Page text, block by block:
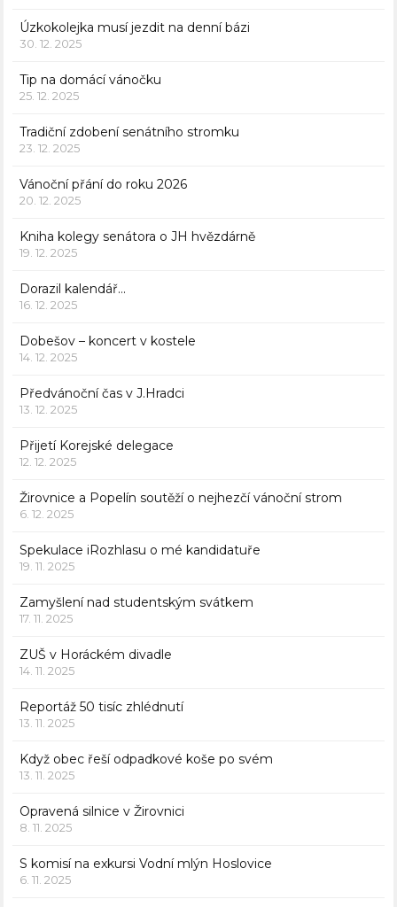
Úzkokolejka musí jezdit na denní bázi
30. 12. 2025
Tip na domácí vánočku
25. 12. 2025
Tradiční zdobení senátního stromku
23. 12. 2025
Vánoční přání do roku 2026
20. 12. 2025
Kniha kolegy senátora o JH hvězdárně
19. 12. 2025
Dorazil kalendář…
16. 12. 2025
Dobešov – koncert v kostele
14. 12. 2025
Předvánoční čas v J.Hradci
13. 12. 2025
Přijetí Korejské delegace
12. 12. 2025
Žirovnice a Popelín soutěží o nejhezčí vánoční strom
6. 12. 2025
Spekulace iRozhlasu o mé kandidatuře
19. 11. 2025
Zamyšlení nad studentským svátkem
17. 11. 2025
ZUŠ v Horáckém divadle
14. 11. 2025
Reportáž 50 tisíc zhlédnutí
13. 11. 2025
Když obec řeší odpadkové koše po svém
13. 11. 2025
Opravená silnice v Žirovnici
8. 11. 2025
S komisí na exkursi Vodní mlýn Hoslovice
6. 11. 2025